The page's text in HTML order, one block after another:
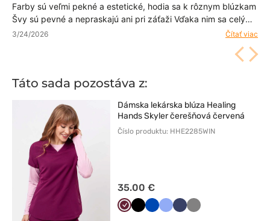
Farby sú veľmi pekné a estetické, hodia sa k rôznym blúzkam
Švy sú pevné a nepraskajú ani pri záťaži Vďaka nim sa celý
deň cítim pohodlne a voľne
3/24/2026 Čítať viac
Táto sada pozostáva z:
Dámska lekárska blúza Healing
Hands Skyler čerešňová červená
Číslo produktu: HHE2285WIN
35.00 €
Wiśniowy
CzarnyKrólewski
Klasyczny
CiemnySzary